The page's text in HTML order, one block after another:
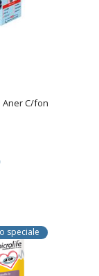
Aner C/fon
speciale